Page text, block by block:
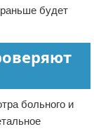
раньше будет
больного и